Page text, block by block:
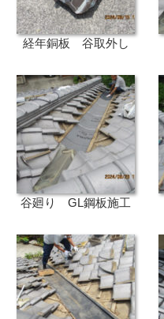
経年銅板 谷取外し
谷廻り GL鋼板施工